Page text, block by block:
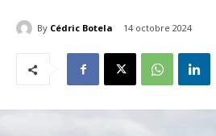
By Cédric Botela 14 octobre 2024